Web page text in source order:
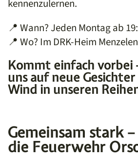
kennenzulernen.
📍 Wann? Jeden Montag ab
📍 Wo? Im DRK-Heim
Kommt einfach
uns auf neue
Wind in unseren
Gemeinsam stark
die Feuerwehr